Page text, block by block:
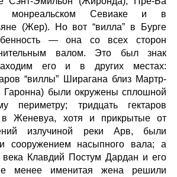
монреальском Севиаке и в
(Жер). Но вот “вилла” в Бурге
— она со всех сторон
валом. Это был знак
его и в других местах:
“виллы” Ширагана близ Мартр-
Гаронна) были окружены сплошной
периметру; тридцать гектаров
в Женевуа, хотя и прикрытые от
излучиной реки Арв, были
насыпного вала; а
века Клавдий Постум Дардан и его
менее именитая жена решили